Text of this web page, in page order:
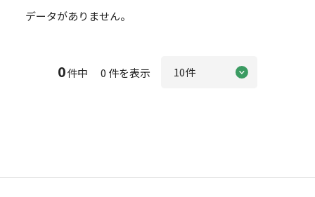
データがありません。
0件中 0 件を表示